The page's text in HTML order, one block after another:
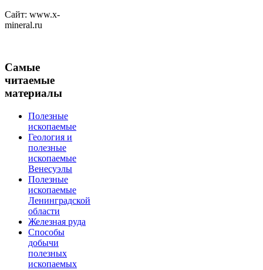
Сайт: www.x-
mineral.ru
Самые
читаемые
материалы
Полезные
ископаемые
Геология и
полезные
ископаемые
Венесуэлы
Полезные
ископаемые
Ленинградской
области
Железная руда
Способы
добычи
полезных
ископаемых